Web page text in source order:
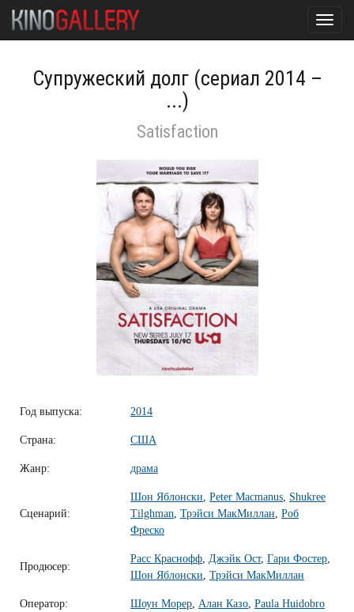
Супружеский долг (сериал 2014 –
...)
Satisfaction
Год выпуска: 2014
Страна: США
Жанр: драма
Сценарий:
Шон Яблонски, Peter Macmanus, Shukree
Tilghman, Трэйси МакМиллан, Роб
Фреско
Продюсер:
Расс Краснофф, Джэйк Ост, Гари Фостер,
Шон Яблонски, Трэйси МакМиллан
Оператор: Шоун Морер, Алан Казо, Paula Huidobro